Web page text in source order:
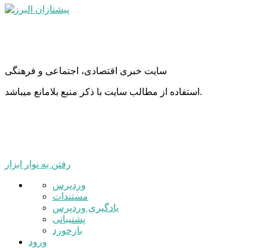
سایت خبری اقتصادی، اجتماعی و فرهنگی
استفاده از مطالب سایت با ذکر منبع بلامانع میباشد.
رفتن به نوار ابزار
درباره
وردپرس
وردپرس
مستندات
یادگیری وردپرس
پشتیبانی
بازخورد
ورود